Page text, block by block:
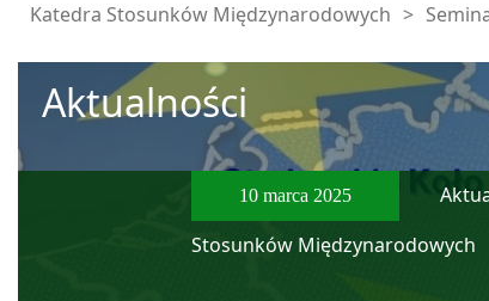
Katedra Stosunków Międzynarodowych >
Aktualności
10 marca 2025
Stosunków Międzynarodowych